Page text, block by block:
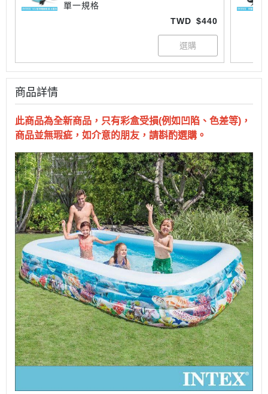
單一規格
TWD $440
商品詳情
此商品為全新商品，只有彩盒受損(例如凹陷、色差等)，
商品並無瑕疵，如介意的朋友，請斟酌選購。